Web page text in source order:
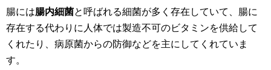
腸には腸内細菌と呼ばれる細菌が多く存在していて、腸に
存在する代わりに人体では製造不可のビタミンを供給して
くれたり、病原菌からの防御などを主にしてくれていま
す。